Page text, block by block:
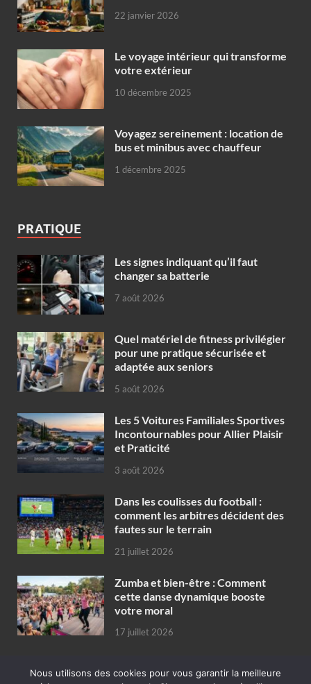
22 janvier 2026
Le voyage intérieur qui transforme
votre extérieur
10 décembre 2025
Voyagez sereinement : location de
bus et minibus avec chauffeur
1 décembre 2025
PRATIQUE
Les signes indiquant qu’il faut
changer sa batterie
7 août 2026
Quel matériel de fitness privilégier
pour une pratique sécurisée et
adaptée aux seniors
5 août 2026
Les 5 Voitures Familiales Sportives
Incontournables pour Allier Plaisir
et Praticité
3 août 2026
Dans les coulisses du football :
comment les arbitres décident des
fautes sur le terrain
21 juillet 2026
Zumba et bien-être : Comment
cette danse dynamique booste
votre moral
17 juillet 2026
Nous utilisons des cookies pour vous garantir la meilleure